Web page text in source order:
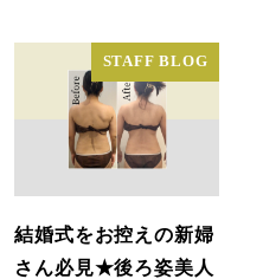
STAFF BLOG
結婚式をお控えの新婦
さん必見★後ろ姿美人